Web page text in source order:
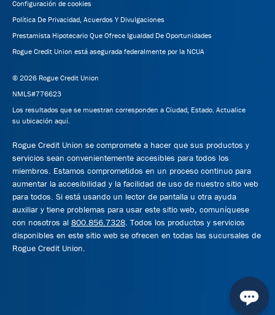
Configuración de cookies
Política De Privacidad, Acuerdos Y Divulgaciones
Prestamista Hipotecario Que Ofrece Igualdad De Oportunidades
Rogue Credit Union está asegurada federalmente por la NCUA
© 2026 Rogue Credit Union
NMLS#776623
Los resultados que se muestran corresponden a Ciudad, Estado. Actualice
su ubicación aquí.
Rogue Credit Union se compromete a hacer que sus productos y
servicios sean convenientemente accesibles para todos los
miembros. Estamos comprometidos en un proceso continuo para
aumentar la accesibilidad y la facilidad de uso de nuestro sitio web
para todos. Si está usando un lector de pantalla u otra ayuda
auxiliar y tiene problemas para usar este sitio web, comuníquese
con nosotros al 800.856.7328 . Todos los productos y servicios
disponibles en este sitio web se ofrecen en todas las sucursales de
Rogue Credit Union.